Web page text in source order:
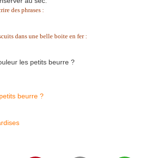
des phrases :
dans une belle boite en fer :
les petits beurre ?
beurre ?